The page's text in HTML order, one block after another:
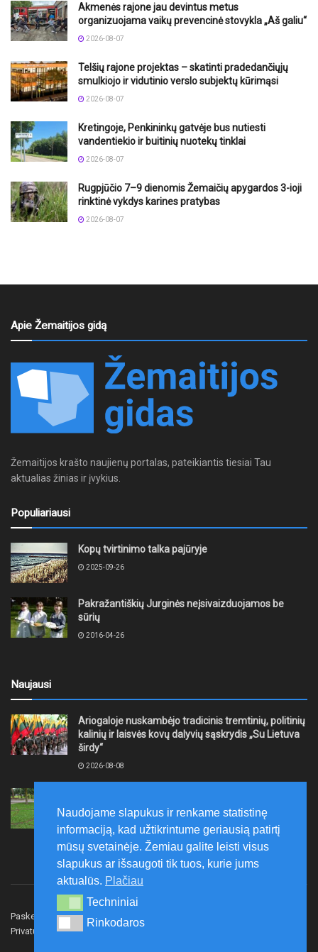
Akmenės rajone jau devintus metus
organizuojama vaikų prevencinė stovykla „Aš galiu“
2026-08-07
Telšių rajone projektas – skatinti pradedančiųjų
smulkiojo ir vidutinio verslo subjektų kūrimąsi
2026-08-07
Kretingoje, Penkininkų gatvėje bus nutiesti
vandentiekio ir buitinių nuotekų tinklai
2026-08-07
Rugpjūčio 7–9 dienomis Žemaičių apygardos 3-ioji
rinktinė vykdys karines pratybas
2026-08-07
Apie Žemaitijos gidą
Žemaitijos krašto naujienų portalas, pateikiantis tiesiai Tau
aktualias žinias ir įvykius.
Populiariausi
Kopų tvirtinimo talka pajūryje
2025-09-26
Pakražantiškių Jurginės neįsivaizduojamos be
sūrių
2016-04-26
Naujausi
Ariogaloje nuskambėjo tradicinis tremtinių, politinių
kalinių ir laisvės kovų dalyvių sąskrydis „Su Lietuva
širdy“
2026-08-08
laikytis Kelių eismo taisyklių, tausoti aplinką
2026-08-08
Paskelbk naujieną Rašyti redakcijai
Privatumo politika
Naudojame slapukus ir renkame statistinę
informaciją, kad užtikrintume geriausią patirtį
mūsų svetainėje. Žemiau galite leisti visus
slapukus ar išsaugoti tik tuos, kurie jums
aktualūs. Plačiau
Techniniai
Techniniai
Rinkodaros
Rinkodaros